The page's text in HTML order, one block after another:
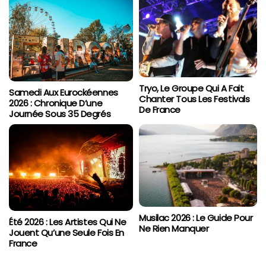
Samedi Aux Eurockéennes
2026 : Chronique D’une
Journée Sous 35 Degrés
Tryo, Le Groupe Qui A Fait
Chanter Tous Les Festivals
De France
Été 2026 : Les Artistes Qui Ne
Jouent Qu’une Seule Fois En
France
Musilac 2026 : Le Guide Pour
Ne Rien Manquer